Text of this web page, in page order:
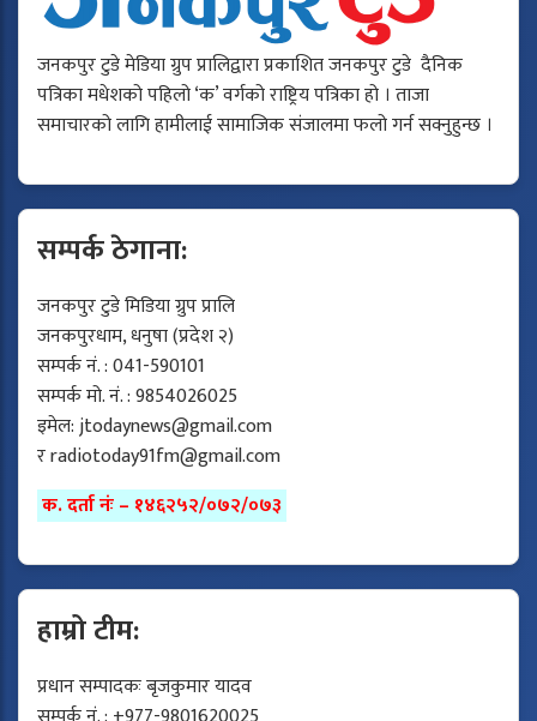
जनकपुर टुडे मेडिया ग्रुप प्रालिद्वारा प्रकाशित जनकपुर टुडे दैनिक
पत्रिका मधेशको पहिलो ‘क’ वर्गको राष्ट्रिय पत्रिका हो । ताजा
समाचारको लागि हामीलाई सामाजिक संजालमा फलो गर्न सक्नुहुन्छ ।
सम्पर्क ठेगाना:
जनकपुर टुडे मिडिया ग्रुप प्रालि
जनकपुरधाम, धनुषा (प्रदेश २)
सम्पर्क नं. : 041-590101
सम्पर्क मो. नं. : 9854026025
इमेल:jtodaynews@gmail.com
रradiotoday91fm@gmail.com
क. दर्ता नंः – १४६२५२/०७२/०७३
हाम्रो टीम:
प्रधान सम्पादकः बृजकुमार यादव